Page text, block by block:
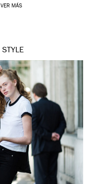
VER MÁS
STYLE